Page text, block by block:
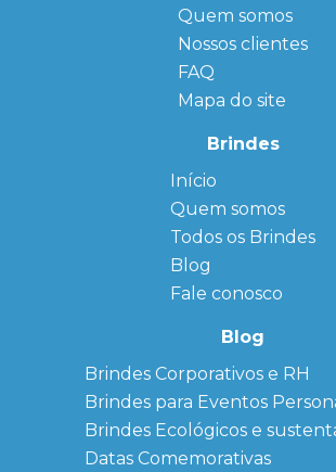
Quem somos
Nossos clientes
FAQ
Mapa do site
Brindes
Início
Quem somos
← Back
FAQ
Sitemap
Todos os Brindes
← Back
Agendas
Personalizadas
Personalizado
personalizados
Brindes
Corporativos
Copos
Personalizados
Datas Especiais
Blog
Fale conosco
Blog
Brindes Corporativos e RH
Brindes para Eventos
Brindes Ecológicos e
Datas Comemorativas